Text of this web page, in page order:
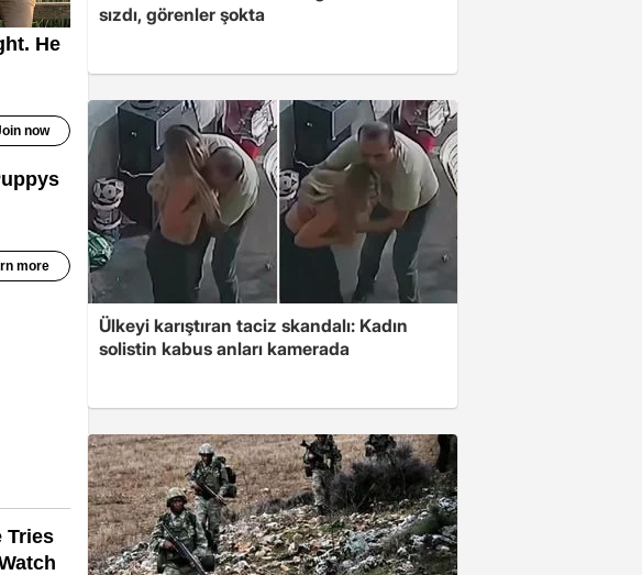
sızdı, görenler şokta
Ülkeyi karıştıran taciz skandalı: Kadın
solistin kabus anları kamerada